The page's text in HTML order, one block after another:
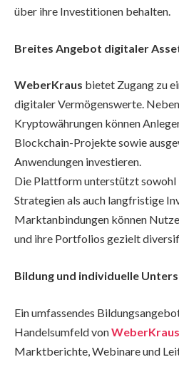
über ihre Investitionen behalten.
Breites Angebot digitaler
WeberKraus bietet Zugang zu
digitaler Vermögenswerte.
Kryptowährungen können
Blockchain-Projekte sowie
Anwendungen investieren.
Die Plattform unterstützt
Strategien als auch langfristige
Marktanbindungen können
und ihre Portfolios gezielt
Bildung und individuelle
Ein umfassendes
Handelsumfeld vonWeberKraus
Marktberichte, Webinare und